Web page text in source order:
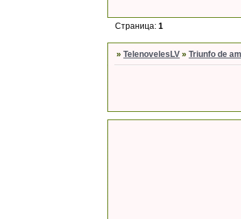
Страница:1
»TelenovelesLV »Triunfo de